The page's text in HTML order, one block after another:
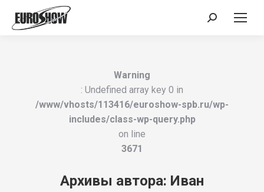
Поиск:
Warning
: Undefined array key 0 in
/www/vhosts/113416/euroshow-spb.ru/wp-
includes/class-wp-query.php
on line
3671
Архивы автора: Иван